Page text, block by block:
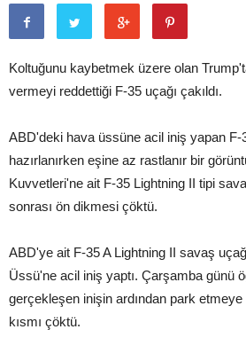
Koltuğunu kaybetmek üzere olan
vermeyi reddettiği F-35 uçağı çakıldı.
ABD'deki hava üssüne acil iniş yapan
hazırlanırken eşine az rastlanır bir
Kuvvetleri'ne ait F-35 Lightning II tipi
sonrası ön dikmesi çöktü.
ABD'ye ait F-35 A Lightning II savaş
Üssü'ne acil iniş yaptı. Çarşamba günü
gerçekleşen inişin ardından park etmeye
kısmı çöktü.